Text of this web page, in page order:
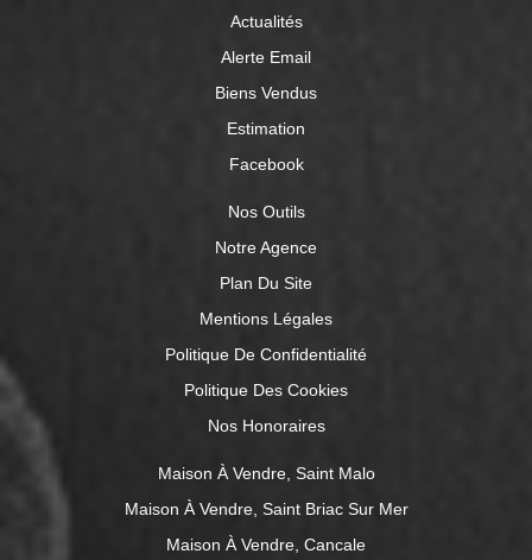
Actualités
Alerte Email
Biens Vendus
Estimation
Facebook
Nos Outils
Notre Agence
Plan Du Site
Mentions Légales
Politique De Confidentialité
Politique Des Cookies
Nos Honoraires
Maison À Vendre, Saint Malo
Maison À Vendre, Saint Briac Sur Mer
Maison À Vendre, Cancale